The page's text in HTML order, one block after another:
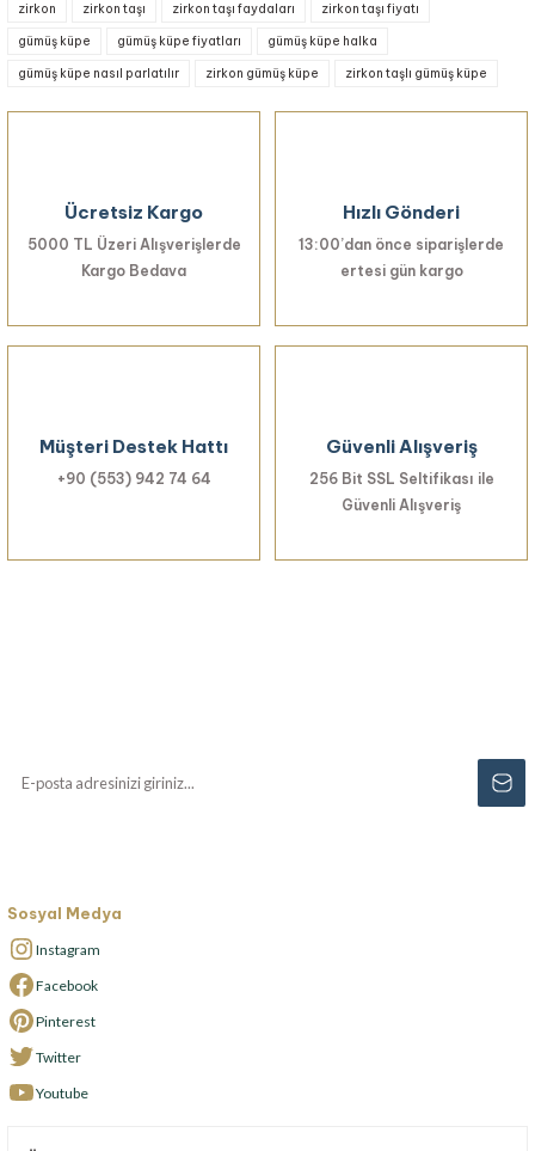
Görüş ve önerileriniz için teşekkür ederiz.
Ürün resmi kalitesiz, bozuk veya görüntülenemiyor.
Ürün açıklamasında eksik bilgiler bulunuyor.
Bu ürüne benzer farklı alternatifler olmalı.
zirkon
zirkon taşı zirkon taşı faydaları zirkon taşı fiyatı
gümüş küpe gümüş küpe fiyatları gümüş küpe halka
gümüş küpe nasıl parlatılır zirkon gümüş küpe zirkon taşlı gümüş küpe
Ücretsiz Kargo
5000 TL Üzeri Alışverişlerde
Kargo Bedava
Hızlı Gönderi
13:00’dan önce siparişlerde
ertesi gün kargo
Müşteri Destek Hattı
+90 (553) 942 74 64
Güvenli Alışveriş
256 Bit SSL Seltifikası ile
Güvenli Alışveriş
Sosyal Medya
Instagram
Facebook
Pinterest
Twitter
Youtube